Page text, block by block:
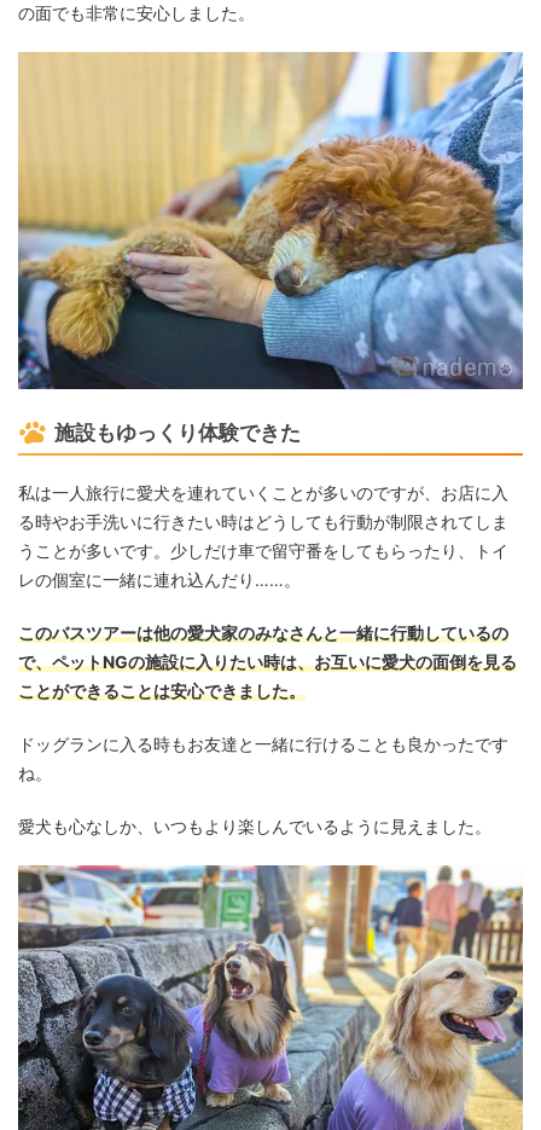
の面でも非常に安心しました。
施設もゆっくり体験できた
私は一人旅行に愛犬を連れていくことが多いのですが、お店に入
る時やお手洗いに行きたい時はどうしても行動が制限されてしま
うことが多いです。少しだけ車で留守番をしてもらったり、トイ
レの個室に一緒に連れ込んだり……。
このバスツアーは他の愛犬家のみなさんと一緒に行動しているの
で、ペットNGの施設に入りたい時は、お互いに愛犬の面倒を見る
ことができることは安心できました。
ドッグランに入る時もお友達と一緒に行けることも良かったです
ね。
愛犬も心なしか、いつもより楽しんでいるように見えました。